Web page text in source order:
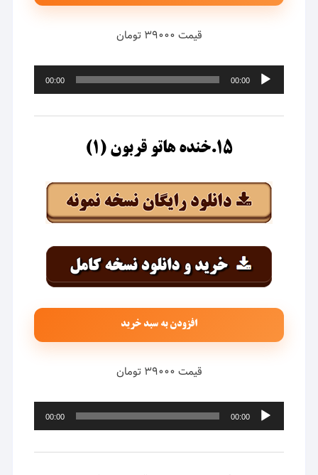
قیمت ۳۹۰۰۰ تومان
پخش‌کننده
صوت
00:00
00:00
۱۵.خنده هاتو قربون (۱)
افزودن به سبد خرید
قیمت ۳۹۰۰۰ تومان
پخش‌کننده
صوت
00:00
00:00